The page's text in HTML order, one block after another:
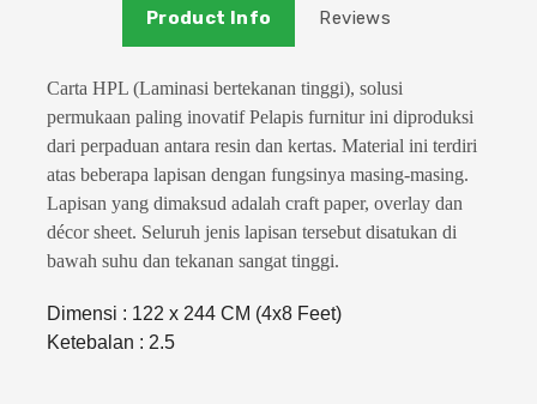
Scaffolding
Konstruksi
Atap & Lantai
Cat dan Kimia
Saniter
Product Info Reviews
Carta HPL (Laminasi bertekanan tinggi), solusi
permukaan paling inovatif Pelapis furnitur ini diproduksi
dari perpaduan antara resin dan kertas. Material ini terdiri
atas beberapa lapisan dengan fungsinya masing-masing.
Lapisan yang dimaksud adalah craft paper, overlay dan
décor sheet. Seluruh jenis lapisan tersebut disatukan di
bawah suhu dan tekanan sangat tinggi.
Dimensi : 122 x 244 CM (4x8 Feet)
Ketebalan : 2.5